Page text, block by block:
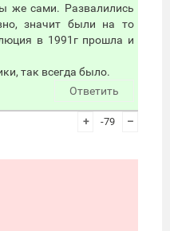
же сами. Развалились
значит были на то
в 1991г прошла и
так всегда было.
Ответить
+ -79 –